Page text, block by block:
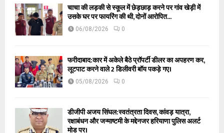
चाचा की लड़की से स्कूल में छेड़छाड़ करने पर गांव खेड़ी में
उसके घर पर फायरिंग की थी, दोनों आरोपित...
06/08/2026 0
फरीदाबाद:कार में अकेले बैठे प्रॉपर्टी डीलर का अपहरण कर,
लूटपाट करने वाले 2 डिलीवरी बॉय पकड़े गए।
05/08/2026 0
डीजीपी अजय सिंघल:स्वतंत्रता दिवस, कांवड़ यात्रा,
रक्षाबंधन और जन्माष्टमी के मद्देनजर हरियाणा पुलिस अलर्ट
मोड पर।